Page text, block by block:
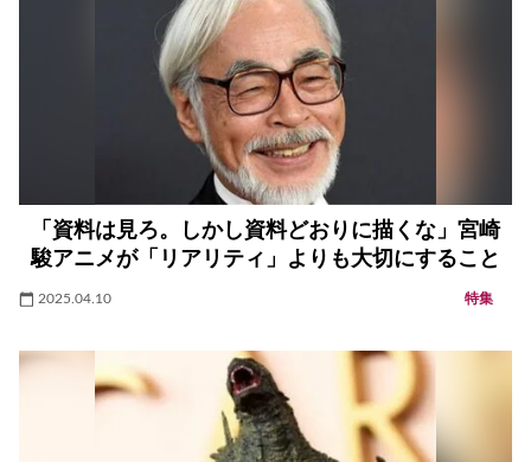
「資料は見ろ。しかし資料どおりに描くな」宮崎
駿アニメが「リアリティ」よりも大切にすること
2025.04.10 特集